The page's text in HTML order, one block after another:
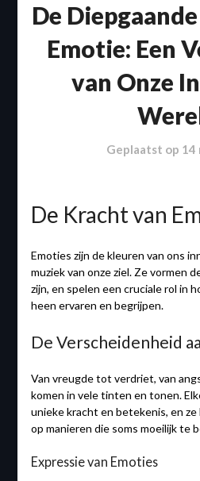
De
Emotie: Een
van Onze
Geplaatst op 14
De Kracht van
Emoties zijn de kleuren van ons
muziek van onze ziel. Ze vormen
zijn, en spelen een cruciale rol in
heen ervaren en begrijpen.
De Verscheidenheid
Van vreugde tot verdriet, van
komen in vele tinten en tonen.
unieke kracht en betekenis, en
op manieren die soms moeilijk te
Expressie van Emoties